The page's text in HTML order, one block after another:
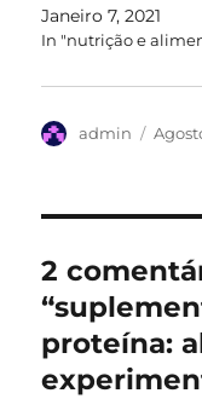
Janeiro 7, 2021
In "nutrição e
Autor
admin
2
proteína: